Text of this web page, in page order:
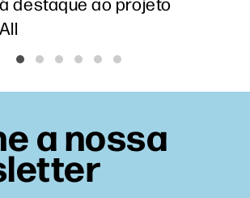
a nossa